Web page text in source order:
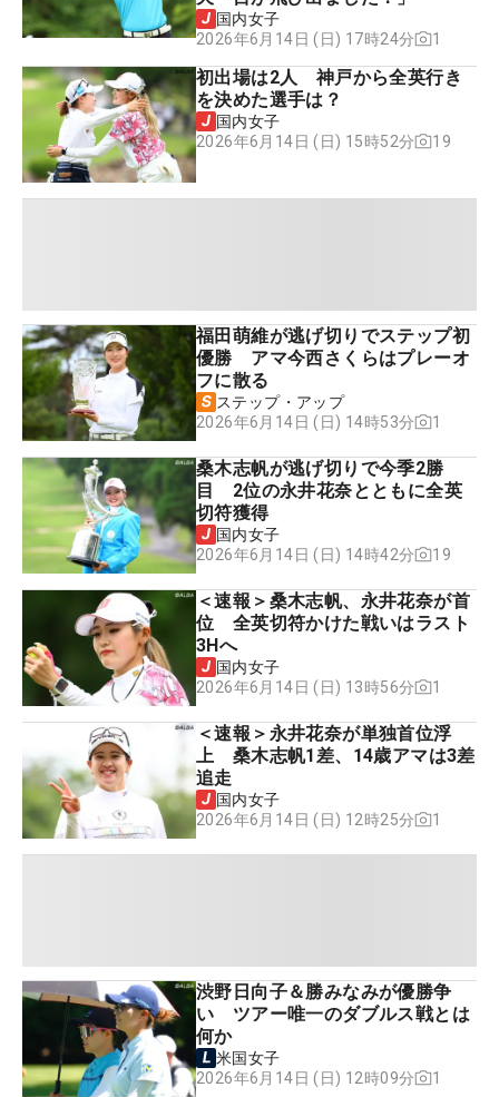
国内女子
2026年6月14日 (日) 17時24分
1
初出場は2人 神戸から全英行き
を決めた選手は？
国内女子
2026年6月14日 (日) 15時52分
19
福田萌維が逃げ切りでステップ初
優勝 アマ今西さくらはプレーオ
フに散る
ステップ・アップ
2026年6月14日 (日) 14時53分
1
桑木志帆が逃げ切りで今季2勝
目 2位の永井花奈とともに全英
切符獲得
国内女子
2026年6月14日 (日) 14時42分
19
＜速報＞桑木志帆、永井花奈が首
位 全英切符かけた戦いはラスト
3Hへ
国内女子
2026年6月14日 (日) 13時56分
1
＜速報＞永井花奈が単独首位浮
上 桑木志帆1差、14歳アマは3差
追走
国内女子
2026年6月14日 (日) 12時25分
1
渋野日向子＆勝みなみが優勝争
い ツアー唯一のダブルス戦とは
何か
米国女子
2026年6月14日 (日) 12時09分
1